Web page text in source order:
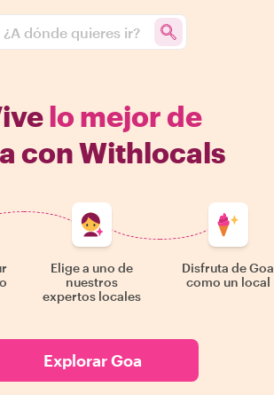
¿A dónde quieres ir?
lo mejor de
con Withlocals
Elige a uno de
nuestros
expertos locales
Disfruta de Goa
como un local
Explorar Goa